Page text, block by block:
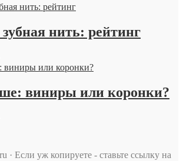
нить: рейтинг
виниры или коронки?
· Если уж копируете - ставьте ссылку на